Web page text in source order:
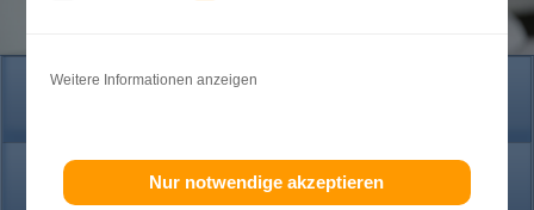
Weitere Informationen anzeigen
Nur notwendige akzeptieren
HOME
PRAXIS